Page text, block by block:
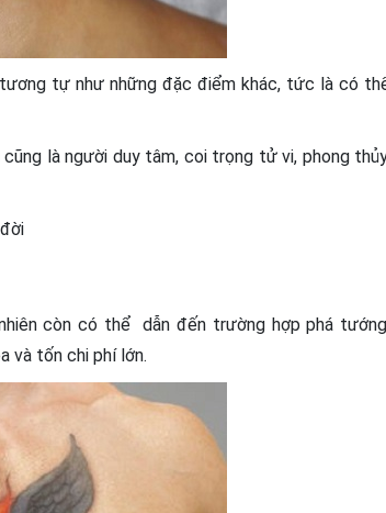
tự như những đặc điểm khác, tức là có
là người duy tâm, coi trọng tử vi, phong
còn có thể dẫn đến trường hợp phá
và tốn chi phí lớn.